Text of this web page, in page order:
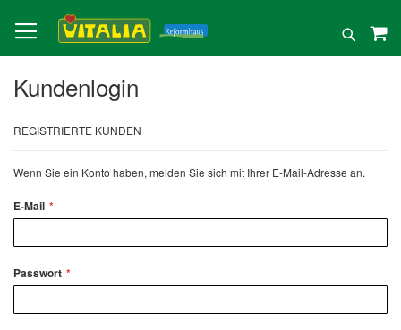
zum
Inhalt
Suche
Kundenlogin
REGISTRIERTE KUNDEN
Wenn Sie ein Konto haben, melden Sie sich mit Ihrer E-Mail-Adresse an.
E-Mail
Passwort